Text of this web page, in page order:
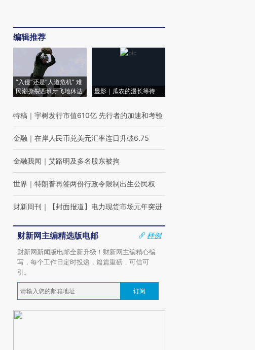
编辑推荐
“入侵”还是“人道危机” 难
民潮撕裂西班牙飞地休达
显影｜瓜农的漫长等待
特稿 ｜ 宇树发行市值610亿 先行者的加速和考验
金融 ｜ 在岸人民币兑美元汇率连日升破6.75
金融我闻 ｜ 艾路明及多名股东被拘
世界 ｜ 特朗普再签两份行政令限制出生公民权
财新周刊 ｜ 【封面报道】电力现货市场元年突进
财新网主编精选版电邮
样例
财新网新闻版电邮全新升级！财新网主编精心编
写，每个工作日定时投递，篇篇重磅，可信可
引。
订阅